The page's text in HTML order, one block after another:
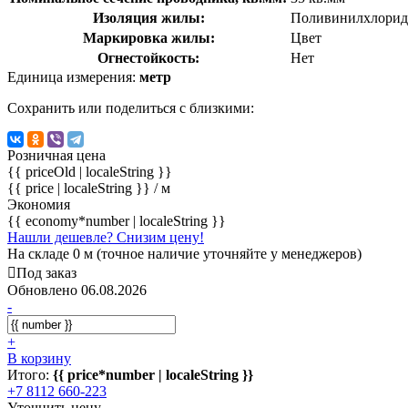
Изоляция жилы:
Маркировка жилы:
Цвет
Огнестойкость:
Нет
Единица измерения: метр
Сохранить или поделиться с близкими:
Розничная цена
{{ priceOld | localeString }}
{{ price | localeString }} / м
Экономия
{{ economy*number | localeString }}
Нашли дешевле? Снизим цену!
На складе 0 м (точное наличие уточняйте у менеджеров)
Под заказ
Обновлено 06.08.2026
-
+
В корзину
Итого: {{ price*number | localeString }}
+7 8112 660-223